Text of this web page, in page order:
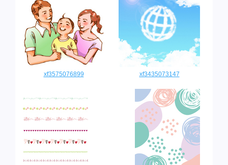
xf3575076899 xf3435073147